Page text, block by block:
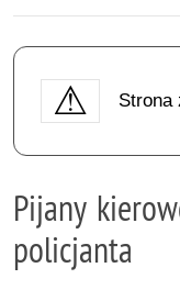
Strona
Pijany
policjanta